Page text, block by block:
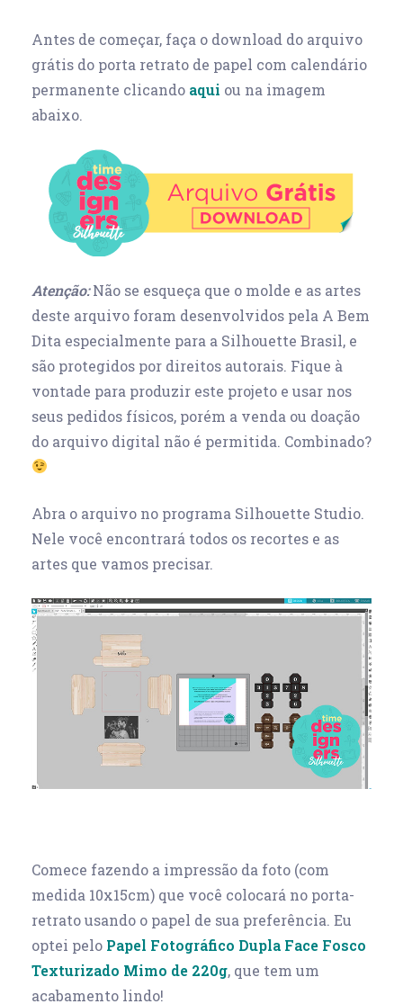
Antes de começar, faça o download do arquivo
grátis do porta retrato de papel com calendário
permanente clicando aqui ou na imagem
abaixo.
Atenção:Não se esqueça que o molde e as artes
deste arquivo foram desenvolvidos pela A Bem
Dita especialmente para a Silhouette Brasil, e
são protegidos por direitos autorais. Fique à
vontade para produzir este projeto e usar nos
seus pedidos físicos, porém a venda ou doação
do arquivo digital não é permitida. Combinado?
Abra o arquivo no programa Silhouette Studio.
Nele você encontrará todos os recortes e as
artes que vamos precisar.
Comece fazendo a impressão da foto (com
medida 10x15cm) que você colocará no porta-
retrato usando o papel de sua preferência. Eu
optei pelo Papel Fotográfico Dupla Face Fosco
Texturizado Mimo de 220g, que tem um
acabamento lindo!